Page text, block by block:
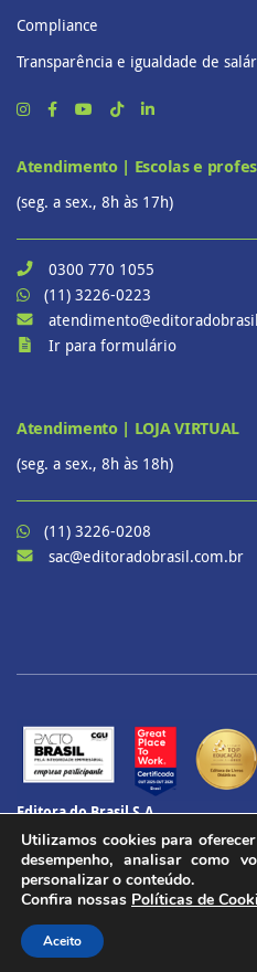
Compliance
Transparência e igualdade de
Atendimento | Escolas e
(seg. a sex., 8h às 17h)
0300 770 1055
(11) 3226-0223
Ir para formulário
Atendimento | LOJA VIRTUAL
(seg. a sex., 8h às 18h)
(11) 3226-0208
sac@editoradobrasil.com.br
Editora do Brasil S.A.
CNPJ: 60.657.574/0001-69
CENU – Avenida das Nações
Brooklin Paulista, São Paulo - SP
CEP 04578-910
Todos os direitos reservados.
Utilizamos cookies para
desempenho, analisar como
personalizar o conteúdo.
Confira nossas Políticas de
Aceito